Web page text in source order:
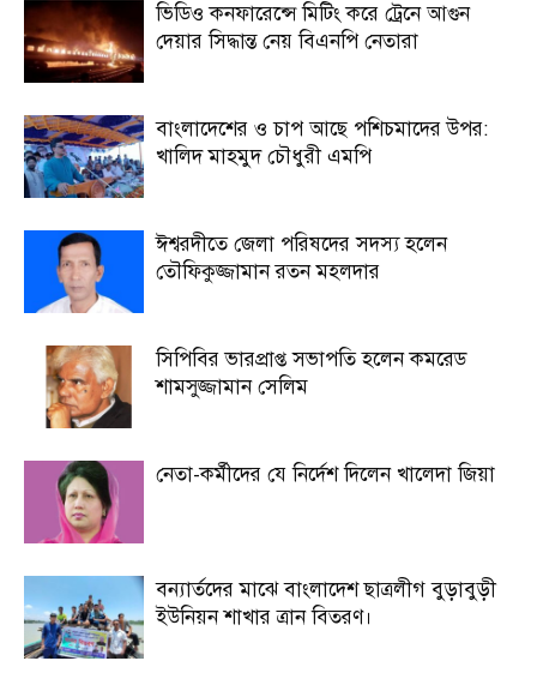
ভিডিও কনফারেন্সে মিটিং করে ট্রেনে আগুন
দেয়ার সিদ্ধান্ত নেয় বিএনপি নেতারা
বাংলাদেশের ও চাপ আছে পশিচমাদের উপর:
খালিদ মাহমুদ চৌধুরী এমপি
ঈশ্বরদীতে জেলা পরিষদের সদস্য হলেন
তৌফিকুজ্জামান রতন মহলদার
সিপিবির ভারপ্রাপ্ত সভাপতি হলেন কমরেড
শামসুজ্জামান সেলিম
নেতা-কর্মীদের যে নির্দেশ দিলেন খালেদা জিয়া
বন্যার্তদের মাঝে বাংলাদেশ ছাত্রলীগ বুড়াবুড়ী
ইউনিয়ন শাখার ত্রান বিতরণ।